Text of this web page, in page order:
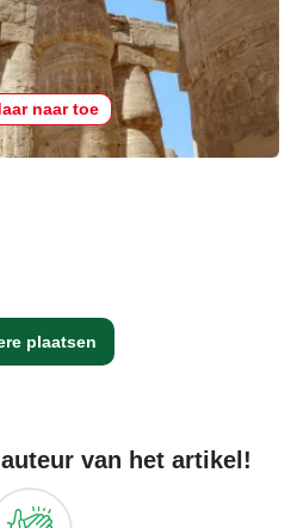
naar toe
plaatsen
van het artikel!